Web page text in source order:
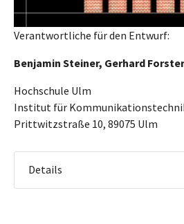
Verantwortliche für den Entwurf:
Benjamin Steiner, Gerhard Forster
Hochschule Ulm
Institut für
Prittwitzstraße 10, 89075 Ulm
Details